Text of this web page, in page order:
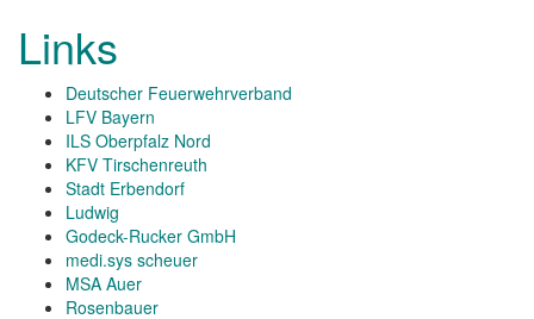
Links
Deutscher Feuerwehrverband
LFV Bayern
ILS Oberpfalz Nord
KFV Tirschenreuth
Stadt Erbendorf
Ludwig
Godeck-Rucker GmbH
medi.sys scheuer
MSA Auer
Rosenbauer